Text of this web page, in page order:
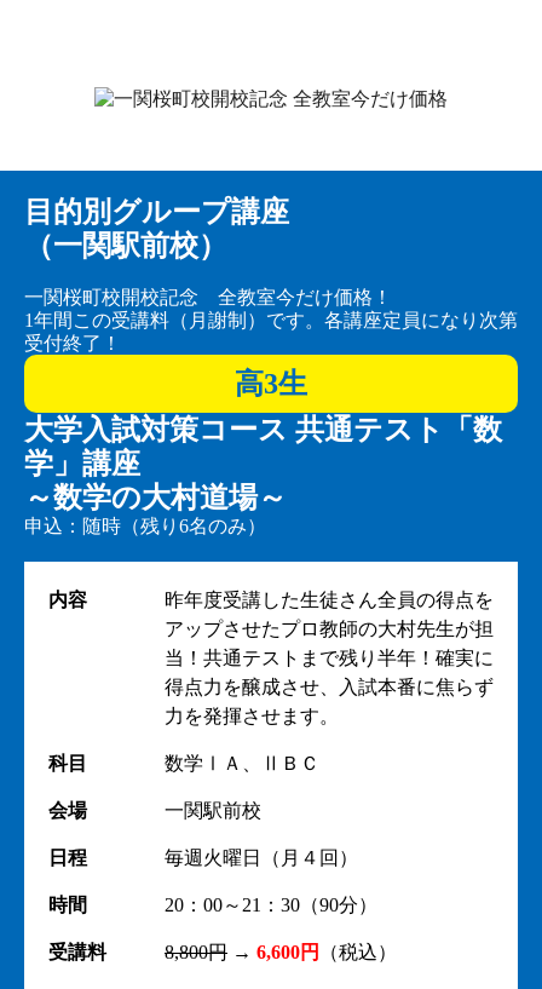
目的別グループ講座
（一関駅前校）
一関桜町校開校記念 全教室今だけ価格！
1年間この受講料（月謝制）です。各講座定員になり次第
受付終了！
高3生
大学入試対策コース 共通テスト「数
学」講座
～数学の大村道場～
申込：随時（残り6名のみ）
内容
昨年度受講した生徒さん全員の得点を
アップさせたプロ教師の大村先生が担
当！共通テストまで残り半年！確実に
得点力を醸成させ、入試本番に焦らず
力を発揮させます。
科目 数学ⅠＡ、ⅡＢＣ
会場 一関駅前校
日程 毎週火曜日（月４回）
時間 20：00～21：30（90分）
受講料 8,800円 → 6,600円 （税込）